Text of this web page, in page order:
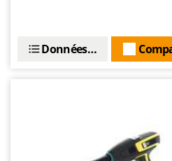
Données techniques